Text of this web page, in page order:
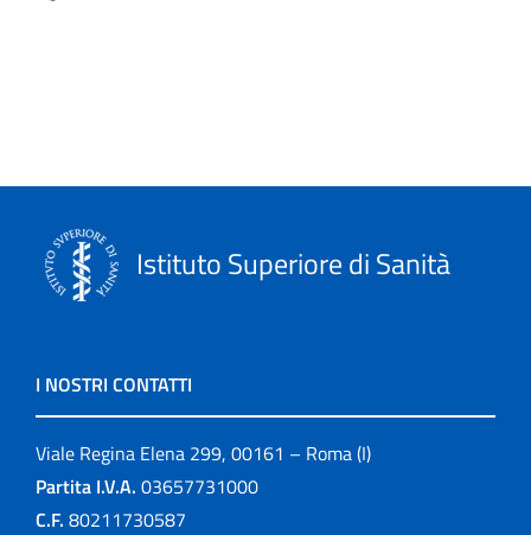
Istituto Superiore di Sanità
I NOSTRI CONTATTI
Viale Regina Elena 299, 00161 – Roma (I)
Partita I.V.A. 03657731000
C.F. 80211730587